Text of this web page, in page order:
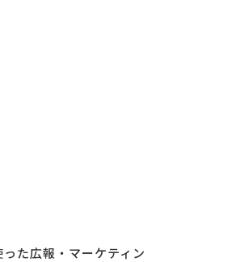
た広報・マーケティン